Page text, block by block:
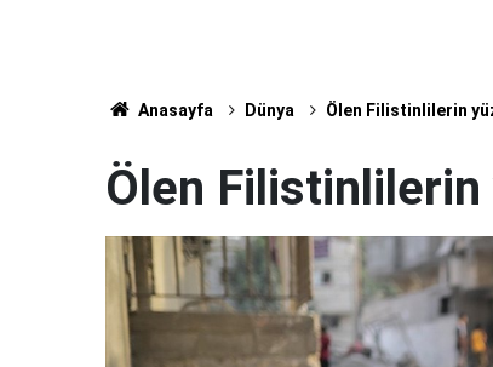
Anasayfa Dünya Ölen Filistinlilerin
Ölen Filistinlilerin